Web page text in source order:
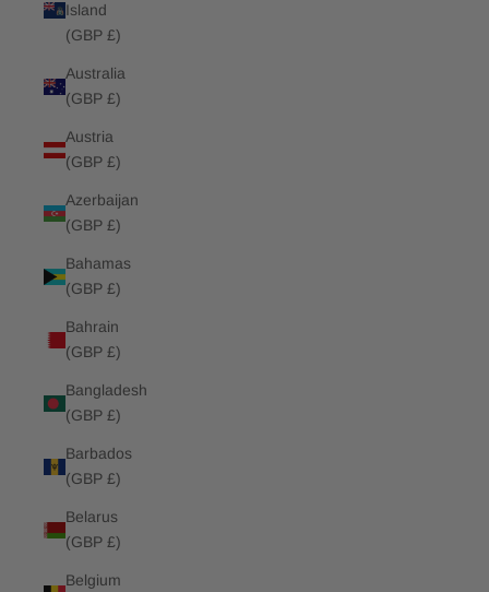
Island
(GBP £)
Australia
(GBP £)
Austria
(GBP £)
Azerbaijan
(GBP £)
Bahamas
(GBP £)
Bahrain
(GBP £)
Bangladesh
(GBP £)
Barbados
(GBP £)
Belarus
(GBP £)
Belgium